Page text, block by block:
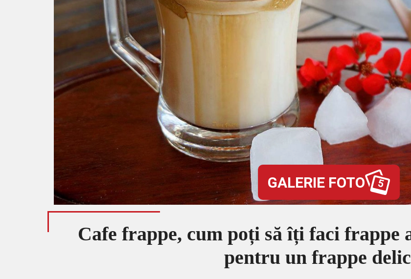
GALERIE FOTO 5
Cafe frappe, cum poți să îți faci frappe
pentru un frappe